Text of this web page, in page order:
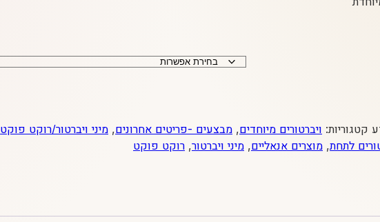
קטגוריות: ויברטורים מיוחדים, מבצעים -פריטים אחרונים, מיני ויברטור/רוקט פוקט
לתחת, מוצרים אנאליים, מיני ויברטור, רוקט פוקט